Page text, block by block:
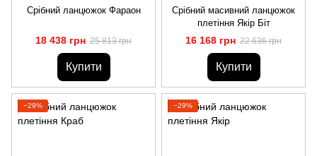
Срібний ланцюжок Фараон
18 438 грн 25 813 грн
Купити
Срібний масивний ланцюжок
плетіння Якір Біт
16 168 грн 22 636 грн
Купити
−29% −29%